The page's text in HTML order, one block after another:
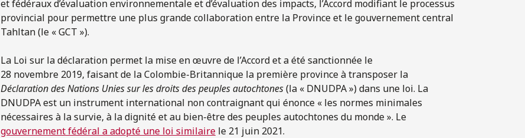
et fédéraux d’évaluation environnementale et d’évaluation des impacts, l’Accord modifiant le processus
provincial pour permettre une plus grande collaboration entre la Province et le gouvernement central
Tahltan (le « GCT »).
La Loi sur la déclaration permet la mise en œuvre de l’Accord et a été sanctionnée le
28 novembre 2019, faisant de la Colombie-Britannique la première province à transposer la
Déclaration des Nations Unies sur les droits des peuples autochtones(la « DNUDPA ») dans une loi. La
DNUDPA est un instrument international non contraignant qui énonce « les normes minimales
nécessaires à la survie, à la dignité et au bien-être des peuples autochtones du monde ». Le
gouvernement fédéral a adopté une loi similaire le 21 juin 2021.